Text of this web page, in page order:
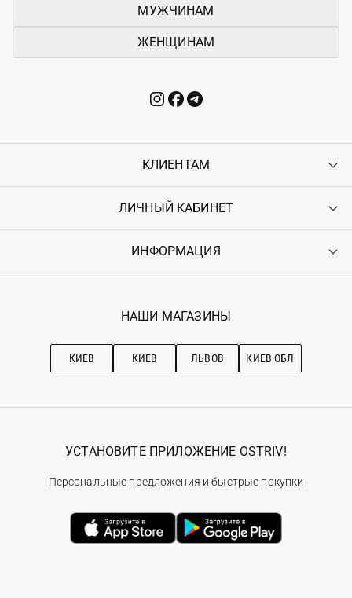
МУЖЧИНАМ
ЖЕНЩИНАМ
КЛИЕНТАМ
Контакты
Возврат
Гарантия
ЛИЧНЫЙ КАБИНЕТ
Войти
Ostriv Club+
ИНФОРМАЦИЯ
Наши магазини
Рекомендации по уходу
НАШИ МАГАЗИНЫ
КИЕВ КИЕВ ЛЬВОВ КИЕВ ОБЛ
УСТАНОВИТЕ ПРИЛОЖЕНИЕ OSTRIV!
Персональные предложения и быстрые покупки